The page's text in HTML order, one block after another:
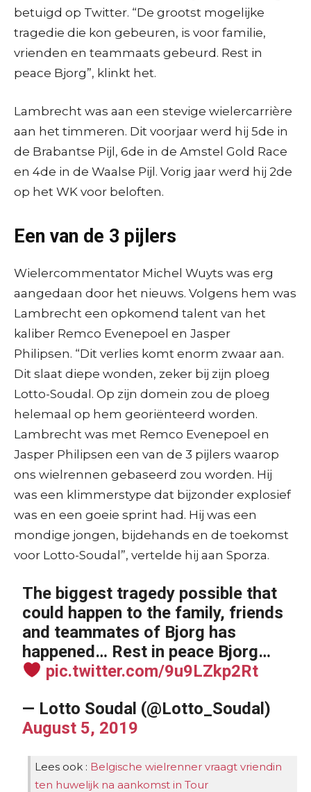
betuigd op Twitter. “De grootst mogelijke
tragedie die kon gebeuren, is voor familie,
vrienden en teammaats gebeurd. Rest in
peace Bjorg”, klinkt het.
Lambrecht was aan een stevige wielercarrière
aan het timmeren. Dit voorjaar werd hij 5de in
de Brabantse Pijl, 6de in de Amstel Gold Race
en 4de in de Waalse Pijl. Vorig jaar werd hij 2de
op het WK voor beloften.
Een van de 3 pijlers
Wielercommentator Michel Wuyts was erg
aangedaan door het nieuws. Volgens hem was
Lambrecht een opkomend talent van het
kaliber Remco Evenepoel en Jasper
Philipsen. “Dit verlies komt enorm zwaar aan.
Dit slaat diepe wonden, zeker bij zijn ploeg
Lotto-Soudal. Op zijn domein zou de ploeg
helemaal op hem georiënteerd worden.
Lambrecht was met Remco Evenepoel en
Jasper Philipsen een van de 3 pijlers waarop
ons wielrennen gebaseerd zou worden. Hij
was een klimmerstype dat bijzonder explosief
was en een goeie sprint had. Hij was een
mondige jongen, bijdehands en de toekomst
voor Lotto-Soudal”, vertelde hij aan Sporza.
The biggest tragedy possible that
could happen to the family, friends
and teammates of Bjorg has
happened… Rest in peace Bjorg…
pic.twitter.com/9u9LZkp2Rt
— Lotto Soudal (@Lotto_Soudal)
August 5, 2019
Lees ook : Belgische wielrenner vraagt vriendin
ten huwelijk na aankomst in Tour